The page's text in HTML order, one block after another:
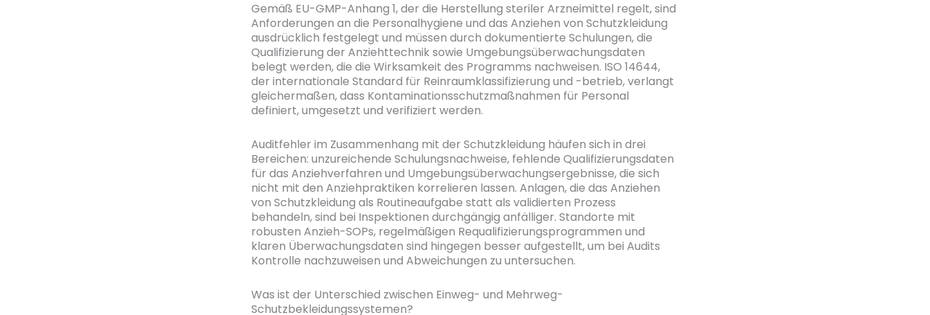
Gemäß EU-GMP-Anhang 1, der die Herstellung steriler Arzneimittel regelt, sind
Anforderungen an die Personalhygiene und das Anziehen von Schutzkleidung
ausdrücklich festgelegt und müssen durch dokumentierte Schulungen, die
Qualifizierung der Anziehttechnik sowie Umgebungsüberwachungsdaten
belegt werden, die die Wirksamkeit des Programms nachweisen. ISO 14644,
der internationale Standard für Reinraumklassifizierung und -betrieb, verlangt
gleichermaßen, dass Kontaminationsschutzmaßnahmen für Personal
definiert, umgesetzt und verifiziert werden.
Auditfehler im Zusammenhang mit der Schutzkleidung häufen sich in drei
Bereichen: unzureichende Schulungsnachweise, fehlende Qualifizierungsdaten
für das Anziehverfahren und Umgebungsüberwachungsergebnisse, die sich
nicht mit den Anziehpraktiken korrelieren lassen. Anlagen, die das Anziehen
von Schutzkleidung als Routineaufgabe statt als validierten Prozess
behandeln, sind bei Inspektionen durchgängig anfälliger. Standorte mit
robusten Anzieh-SOPs, regelmäßigen Requalifizierungsprogrammen und
klaren Überwachungsdaten sind hingegen besser aufgestellt, um bei Audits
Kontrolle nachzuweisen und Abweichungen zu untersuchen.
Was ist der Unterschied zwischen Einweg- und Mehrweg-
Schutzbekleidungssystemen?